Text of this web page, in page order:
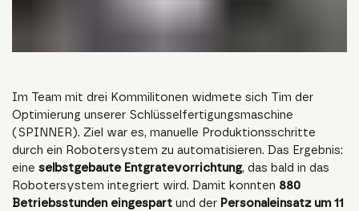
Im Team mit drei Kommilitonen widmete sich Tim der
Optimierung unserer Schlüsselfertigungsmaschine
(SPINNER). Ziel war es, manuelle Produktionsschritte
durch ein Robotersystem zu automatisieren. Das Ergebnis:
eine selbstgebaute Entgratevorrichtung, das bald in das
Robotersystem integriert wird. Damit konnten 880
Betriebsstunden eingespartund der Personaleinsatz um 11